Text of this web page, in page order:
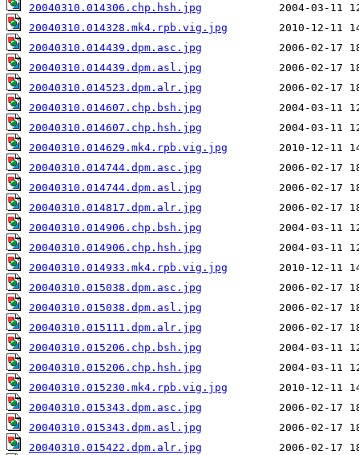
20040310.014306.chp.hsh.jpg
20040310.014328.mk4.rpb.vig.jpg
20040310.014439.dpm.asc.jpg
20040310.014439.dpm.asl.jpg
20040310.014523.dpm.alr.jpg
20040310.014607.chp.bsh.jpg
20040310.014607.chp.hsh.jpg
20040310.014629.mk4.rpb.vig.jpg
20040310.014744.dpm.asc.jpg
20040310.014744.dpm.asl.jpg
20040310.014817.dpm.alr.jpg
20040310.014906.chp.bsh.jpg
20040310.014906.chp.hsh.jpg
20040310.014933.mk4.rpb.vig.jpg
20040310.015038.dpm.asc.jpg
20040310.015038.dpm.asl.jpg
20040310.015111.dpm.alr.jpg
20040310.015206.chp.bsh.jpg
20040310.015206.chp.hsh.jpg
20040310.015230.mk4.rpb.vig.jpg
20040310.015343.dpm.asc.jpg
20040310.015343.dpm.asl.jpg
20040310.015422.dpm.alr.jpg